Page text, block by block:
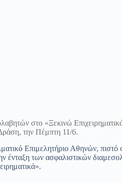
στο «Ξεκινώ
την Πέμπτη 11/6.
Επιμελητήριο Αθηνών, πιστό
ένταξη των ασφαλιστικών